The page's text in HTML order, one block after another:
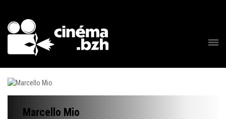
Marcello Mio